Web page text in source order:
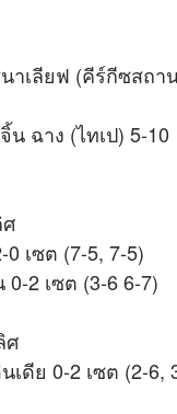
าเลียฟ (คีร์กีซสถา
ฉาง (ไทเป) 5-10
เซต (7-5, 7-5)
2 เซต (3-6 6-7)
ศ
ดีย 0-2 เซต (2-6,